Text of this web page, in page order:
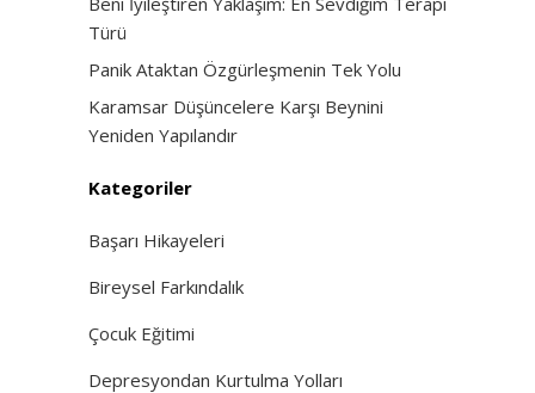
Türü
Panik Ataktan Özgürleşmenin Tek Yolu
Karamsar Düşüncelere Karşı Beynini
Yeniden Yapılandır
Kategoriler
Başarı Hikayeleri
Bireysel Farkındalık
Çocuk Eğitimi
Depresyondan Kurtulma Yolları